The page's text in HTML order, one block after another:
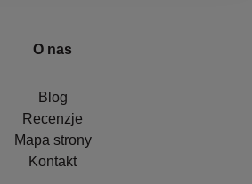
O nas
Blog
Recenzje
Mapa strony
Kontakt